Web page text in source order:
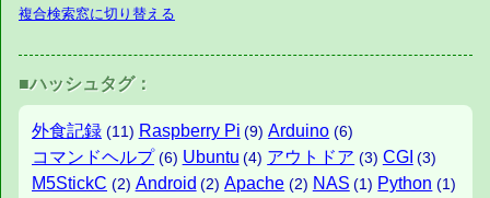
複合検索窓に切り替える
■ハッシュタグ：
外食記録 (11) Raspberry Pi (9) Arduino (6)
コマンドヘルプ (6) Ubuntu (4) アウトドア (3) CGI (3)
M5StickC (2) Android (2) Apache (2) NAS (1) Python (1)